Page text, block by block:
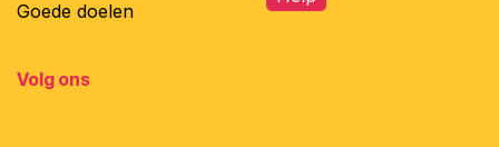
Goede doelen
Volg ons